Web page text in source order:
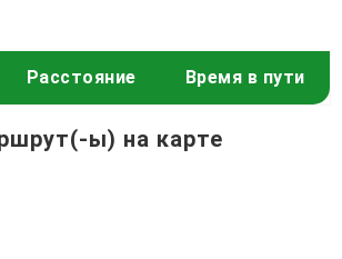
Расстояние Время в пути
ы) на карте